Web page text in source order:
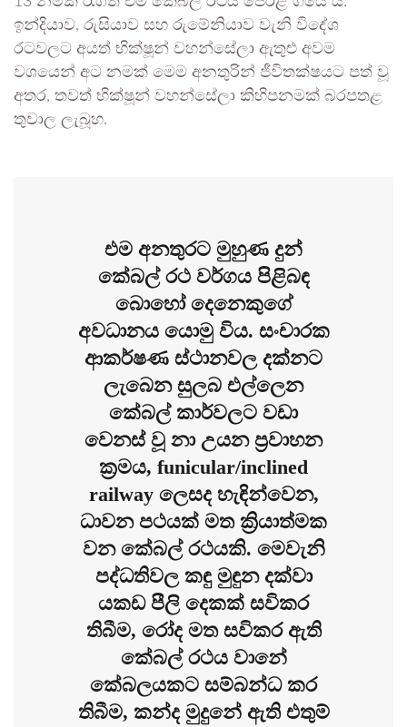
ඉන්දියාව, රුසියාව සහ රුමේනියාව වැනි විදේශ
රටවලට අයත් භික්ෂූන් වහන්සේලා ඇතුළු අවම
වශයෙන් අට නමක් මෙම අනතුරින් ජීවිතක්ෂයට පත් වූ
අතර, තවත් භික්ෂූන් වහන්සේලා කිහිපනමක් බරපතළ
තුවාල ලැබූහ.
එම අනතුරට මුහුණ දුන්
කේබල් රථ වර්ගය පිළිබඳ
බොහෝ දෙනෙකුගේ
අවධානය යොමු විය. සංචාරක
ආකර්ෂණ ස්ථානවල දක්නට
ලැබෙන සුලබ එල්ලෙන
කේබල් කාර්වලට වඩා
වෙනස් වූ නා උයන ප්‍රවාහන
ක්‍රමය, funicular/inclined
railway ලෙසද හැඳින්වෙන,
ධාවන පථයක් මත ක්‍රියාත්මක
වන කේබල් රථයකි. මෙවැනි
පද්ධතිවල කඳු මුඳුන දක්වා
යකඩ පීලි දෙකක් සවිකර
තිබීම, රෝද මත සවිකර ඇති
කේබල් රථය වානේ
කේබලයකට සම්බන්ධ කර
තිබීම, කන්ද මුදුනේ ඇති එතුම්